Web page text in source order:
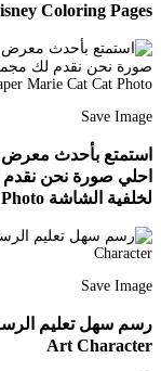
Coloring Pages
Save Image
استمتع بأحدث معرض
احلي صورة نحن
لخلفية الشاشة Cat Wallpaper Marie Cat Cat Photo
Save Image
Art Character